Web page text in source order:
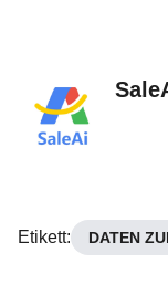
Etikett: DATEN